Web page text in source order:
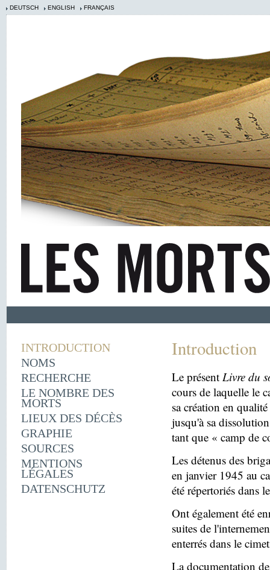
DEUTSCH ENGLISH FRANÇAIS
INTRODUCTION
NOMS
RECHERCHE
LE NOMBRE DES
MORTS
LIEUX DES DÉCÈS
GRAPHIE
SOURCES
MENTIONS
LÉGALES
DATENSCHUTZ
Introduction
Le présentLivre du
cours de laquelle le
sa création en
jusqu'à sa
tant que « camp de
Les détenus des
en janvier 1945 au
été répertoriés dans
Ont également été
suites de
enterrés dans le
La documentation